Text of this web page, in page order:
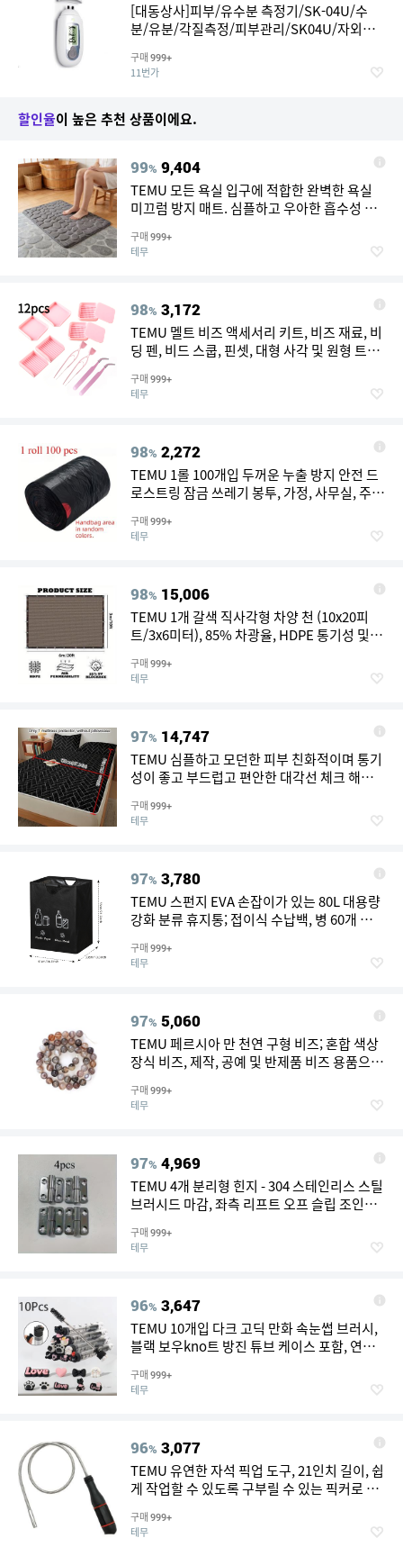
[대동상사]피부/유수분 측정기/SK-04U/수
분/유분/각질측정/피부관리/SK04U/자외선
구매 999+
11번가
할인율이 높은 추천 상품이에요.
99% 9,404
TEMU 모든 욕실 입구에 적합한 완벽한 욕실
미끄럼 방지 매트. 심플하고 우아한 흡수성 매
보싱 메모리리바운드 스펀지 욕실 발닦이 매트
구매 999+
테무
98% 3,172
TEMU 멜트 비즈 액세서리 키트, 비즈 재료, 비
딩 펜, 비드 스쿱, 핀셋, 대형 사각 및 원형 트레
펜, 비드 스쿱, 핀셋과 대형 트레이를 포함합니
다. 리턴
구매 999+
테무
98% 2,272
TEMU 1롤 100개입 두꺼운 누출 방지 안전 드
로스트링 잠금 쓰레기 봉투, 가정, 사무실, 주
과 호환, 주방 쓰레기 처리, 안전 드로스트링 잠
금
구매 999+
테무
98% 15,006
TEMU 1개 갈색 직사각형 차양 천 (10x20피
트/3x6미터), 85% 차광율, HDPE 통기성 및 투
리
구매 999+
테무
97% 14,747
TEMU 심플하고 모던한 피부 친화적이며 통기
성이 좋고 부드럽고 편안한 대각선 체크 해로
린트 침대 커버, 매트리스 커버, 매트리스 토퍼,
침실용 방진 보호 커버. 매트리스를 얼룩과 오
구매 999+
테무
97% 3,780
TEMU 스펀지 EVA 손잡이가 있는 80L 대용량
강화 분류 휴지통; 접이식 수납백, 병 60개 수
사무실 쓰레기 정리용으로 적합. 고품질 내구
성 소재: 두꺼운 폴리에스터 섬유 원단으로 제
구매 999+
테무
97% 5,060
TEMU 페르시아 만 천연 구형 비즈; 혼합 색상
장식 비즈, 제작, 공예 및 반제품 비즈 용품으로
구매 999+
테무
97% 4,969
TEMU 4개 분리형 힌지 - 304 스테인리스 스틸
브러시드 마감, 좌측 리프트 오프 슬립 조인트
안전한 도어 설치용, 문 수리 부품, 매끄러운 메
탈릭 마감
구매 999+
테무
96% 3,647
TEMU 10개입 다크 고딕 만화 속눈썹 브러시,
블랙 보우kno트 방진 튜브 케이스 포함, 연장
휴대용 눈썹용 완드 여행용 키트 어플리케이
터, 미적 눈 스타일링 빗질 도구, 뷰티 액세서
구매 999+
테무
96% 3,077
TEMU 유연한 자석 픽업 도구, 21인치 길이, 쉽
게 작업할 수 있도록 구부릴 수 있는 픽커로 디
있도록 설계, 편리하고 쉬운 작업 도구, 가정 필
수품
구매 999+
테무